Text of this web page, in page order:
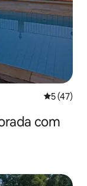
5 de uma
5 (47)
com